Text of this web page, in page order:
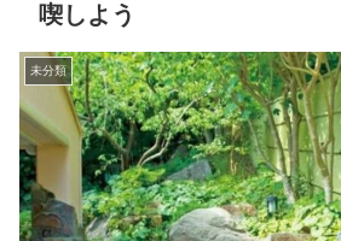
喫しよう
未分類